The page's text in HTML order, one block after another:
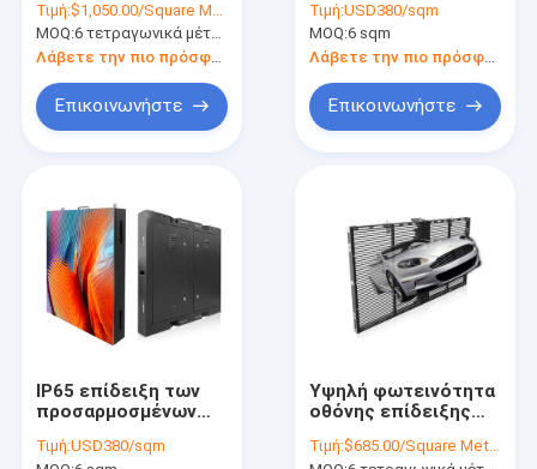
ταινιών 1R1G1B
οθόνης επίδειξης
Τιμή:$1,050.00/Square Meters 6-49 Square Meters
MOQ:6 τετραγωνικά μέτρα
Λάβετε την πιο πρόσφατη τιμή
Επικοινωνήστε
προσαρμοσμένων
υπαίθριων
οδηγήσεων
περιμέτρου
Τιμή:USD380/sqm
MOQ:6 sqm
Επικοινωνήστε
IP65 επίδειξη των
προσαρμοσμένων
οδηγήσεων με το
Τιμή:USD380/sqm
Υψηλή φωτεινότητα
οθόνης επίδειξης
οδηγήσεων Visionled
Τιμή:$685.00/Square Meters 6-49 Square Meters